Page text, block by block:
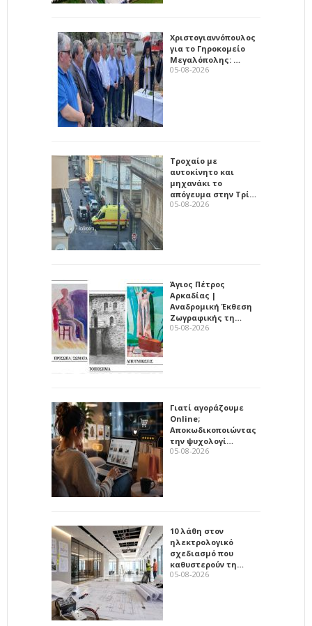
Χριστογιαννόπουλος
για το Γηροκομείο
Μεγαλόπολης: …
05-08-2026
Τροχαίο με
αυτοκίνητο και
μηχανάκι το
απόγευμα στην Τρί…
05-08-2026
Άγιος Πέτρος
Αρκαδίας |
Αναδρομική Έκθεση
Ζωγραφικής τη…
05-08-2026
Γιατί αγοράζουμε
Online;
Αποκωδικοποιώντας
την ψυχολογί…
05-08-2026
10 λάθη στον
ηλεκτρολογικό
σχεδιασμό που
καθυστερούν τη…
05-08-2026